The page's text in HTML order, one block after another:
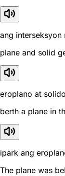
ang
plane and solid
eroplano at
berth a plane in
ipark ang
The plane was